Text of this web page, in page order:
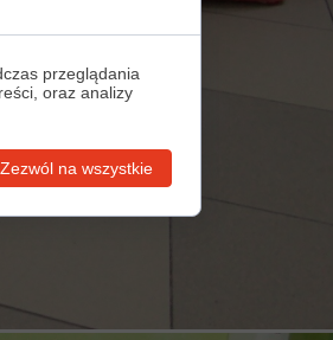
przeglądania
oraz analizy
Zezwól na wszystkie